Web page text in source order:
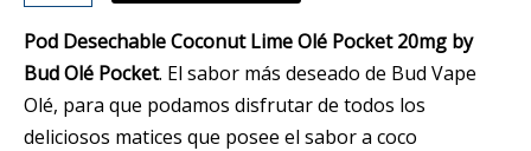
Pod Desechable Coconut Lime Olé Pocket 20mg by
Bud Olé Pocket. El sabor más deseado de Bud Vape
Olé, para que podamos disfrutar de todos los
deliciosos matices que posee el sabor a coco